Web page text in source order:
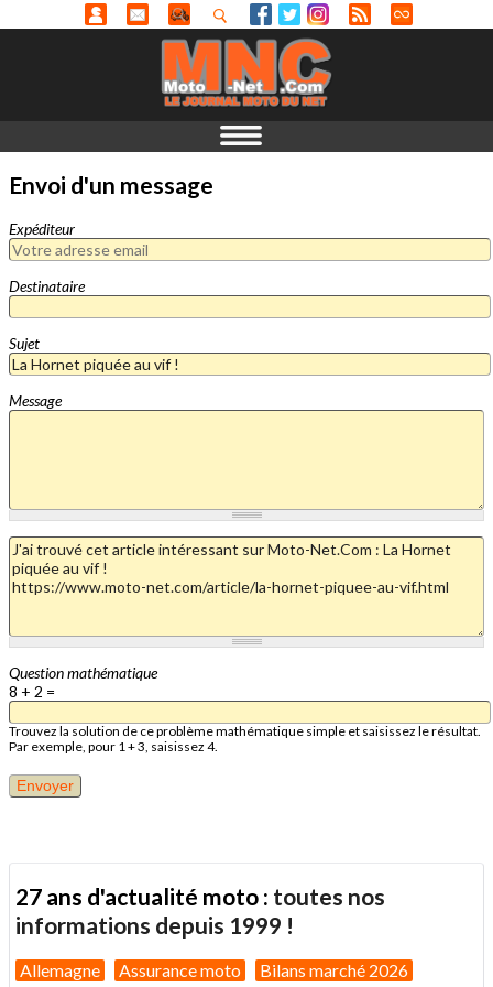
Envoi d'un message
Expéditeur
Destinataire
Sujet
Message
Question mathématique
8 + 2 =
Trouvez la solution de ce problème mathématique simple et saisissez le résultat.
Par exemple, pour 1 + 3, saisissez 4.
27 ans d'actualité moto : toutes nos
informations depuis 1999 !
Allemagne Assurance moto Bilans marché 2026